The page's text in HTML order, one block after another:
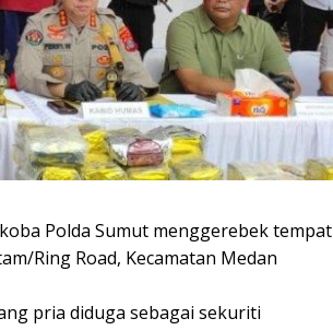
Polda Sumut menggerebek tempat
Ring Road, Kecamatan Medan
pria diduga sebagai sekuriti